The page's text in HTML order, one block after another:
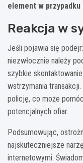
element w
Reakcja w
Jeśli pojawia się
niezwłocznie należy
szybkie
wstrzymania
policję, co może
potencjalnych ofiar.
Podsumowując,
najskuteczniejsze
internetowymi.